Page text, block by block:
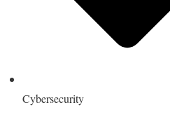
Cybersecurity